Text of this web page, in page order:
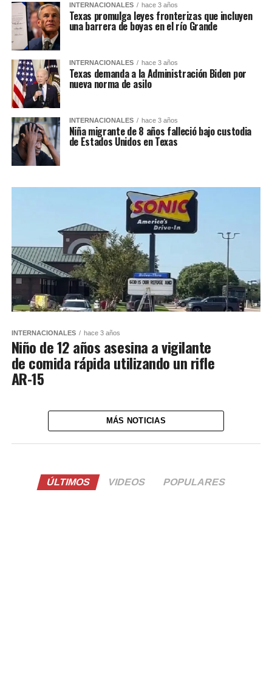
INTERNACIONALES hace 3 años
Texas promulga leyes fronterizas que incluyen
una barrera de boyas en el río Grande
INTERNACIONALES hace 3 años
Texas demanda a la Administración Biden por
nueva norma de asilo
INTERNACIONALES hace 3 años
Niña migrante de 8 años falleció bajo custodia
de Estados Unidos en Texas
INTERNACIONALES hace 3 años
Niño de 12 años asesina a vigilante
de comida rápida utilizando un rifle
AR-15
MÁS NOTICIAS
ÚLTIMOS VIDEOS POPULARES